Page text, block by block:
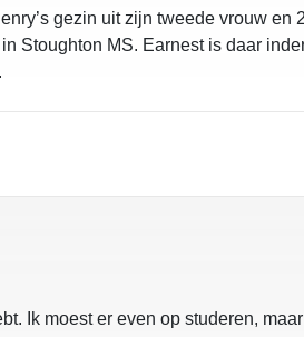
gezin uit zijn tweede vrouw
Stoughton MS. Earnest is daar
Ik moest er even op studeren,